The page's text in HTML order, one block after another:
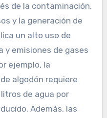
de la contaminación,
y la generación de
un alto uso de
y emisiones de gases
ejemplo, la
algodón requiere
de agua por
Además, las